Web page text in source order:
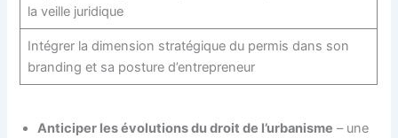
la veille juridique
Intégrer la dimension stratégique du permis dans son
branding et sa posture d’entrepreneur
Anticiper les évolutions du droit de l’urbanisme – une